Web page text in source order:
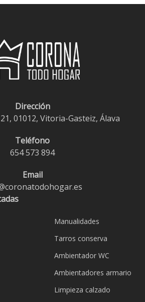
Dirección
01012, Vitoria-Gasteiz, Álava
Teléfono
654 573 894
Email
Manualidades
Tarros conserva
Ambientador WC
Ambientadores armario
Limpieza calzado